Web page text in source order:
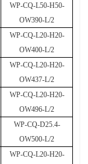
WP-CQ-L50-H50-
OW390-L/2
WP-CQ-L20-H20-
OW400-L/2
WP-CQ-L20-H20-
OW437-L/2
WP-CQ-L20-H20-
OW496-L/2
WP-CQ-D25.4-
OW500-L/2
WP-CQ-L20-H20-